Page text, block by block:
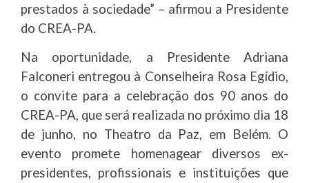
prestados à sociedade” – afirmou a Presidente
do CREA-PA.
Na oportunidade, a Presidente Adriana
Falconeri entregou à Conselheira Rosa Egídio,
o convite para a celebração dos 90 anos do
CREA-PA, que será realizada no próximo dia 18
de junho, no Theatro da Paz, em Belém. O
evento promete homenagear diversos ex-
presidentes, profissionais e instituições que